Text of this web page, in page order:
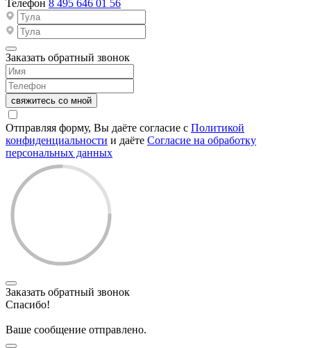
Телефон 8 495 646 01 56
Заказать обратный звонок
свяжитесь со мной
Отправляя форму, Вы даёте согласие с Политикой
конфиденциальности и даёте Согласие на обработку
персональных данных
Заказать обратный звонок
Спасибо!
Ваше сообщение отправлено.